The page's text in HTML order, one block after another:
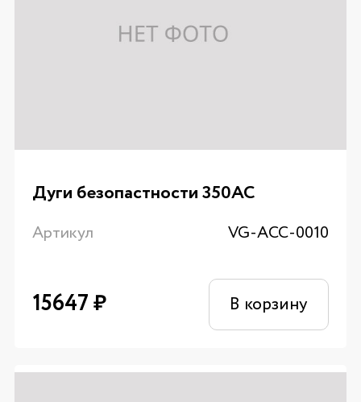
Дуги безопастности 350AC
Артикул VG-ACC-0010
15647₽ В корзину